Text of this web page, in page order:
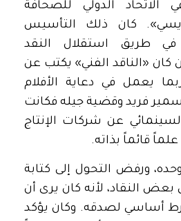
الدولي للصحافة
كان ذلك التأسيس
طريق استقلال النقد
كان «الناقد الفني» يكتب عن
يعمل في دعاية الأفلام
فريد وقضية جيله فكانت
عن شركات الإنتاج
قائماً بذاته.
ورفض التحول إلى كتابة
بعض النقاد، لأنه كان يرى أن
أساسي لصدقه. وكان يؤكد